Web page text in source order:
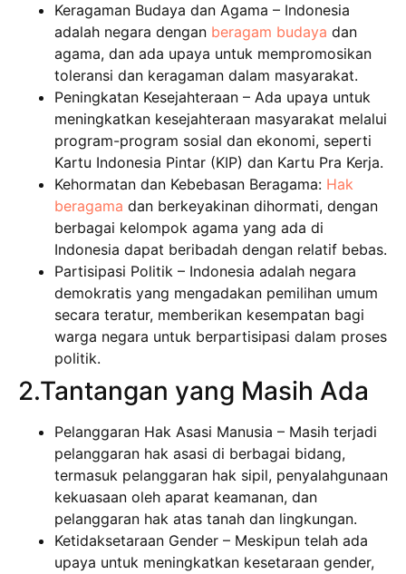
Keragaman Budaya dan Agama – Indonesia
adalah negara dengan beragam budaya dan
agama, dan ada upaya untuk mempromosikan
toleransi dan keragaman dalam masyarakat.
Peningkatan Kesejahteraan – Ada upaya untuk
meningkatkan kesejahteraan masyarakat melalui
program-program sosial dan ekonomi, seperti
Kartu Indonesia Pintar (KIP) dan Kartu Pra Kerja.
Kehormatan dan Kebebasan Beragama: Hak
beragama dan berkeyakinan dihormati, dengan
berbagai kelompok agama yang ada di
Indonesia dapat beribadah dengan relatif bebas.
Partisipasi Politik – Indonesia adalah negara
demokratis yang mengadakan pemilihan umum
secara teratur, memberikan kesempatan bagi
warga negara untuk berpartisipasi dalam proses
politik.
2.Tantangan yang Masih Ada
Pelanggaran Hak Asasi Manusia – Masih terjadi
pelanggaran hak asasi di berbagai bidang,
termasuk pelanggaran hak sipil, penyalahgunaan
kekuasaan oleh aparat keamanan, dan
pelanggaran hak atas tanah dan lingkungan.
Ketidaksetaraan Gender – Meskipun telah ada
upaya untuk meningkatkan kesetaraan gender,